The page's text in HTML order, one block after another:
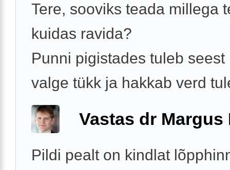
Tere, sooviks teada millega
kuidas ravida?
Punni pigistades tuleb seest
valge tükk ja hakkab verd
Vastas dr Margus
Pildi pealt on kindlat